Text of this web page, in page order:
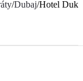
/Dubaj/Hotel